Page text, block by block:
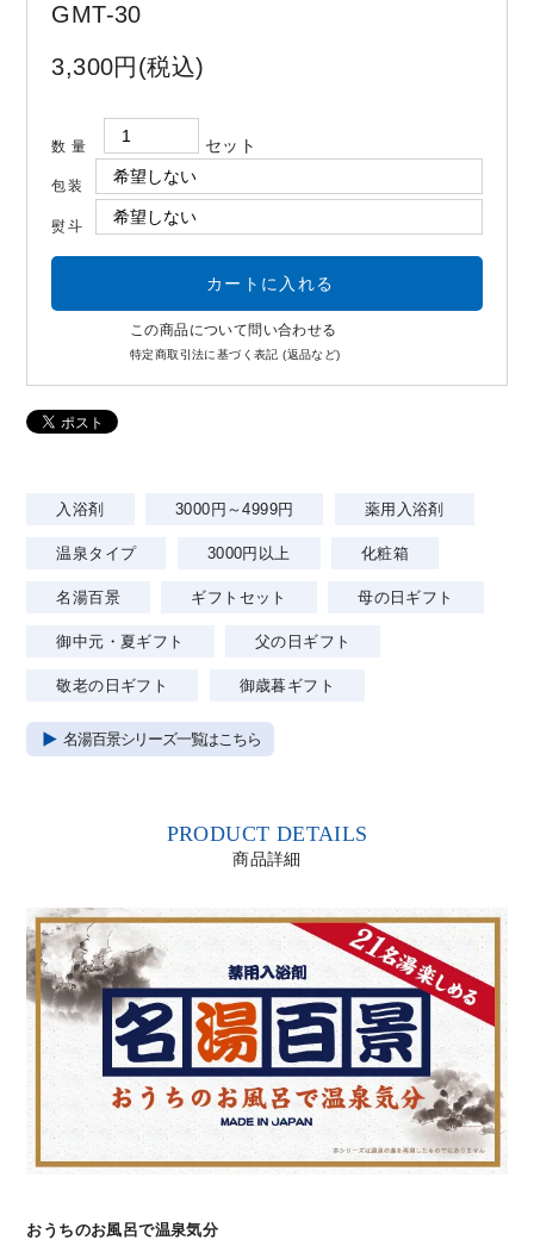
GMT-30
3,300円(税込)
数量 セット
包装
熨斗
この商品について問い合わせる
特定商取引法に基づく表記 (返品など)
入浴剤 3000円～4999円 薬用入浴剤
温泉タイプ 3000円以上 化粧箱
名湯百景 ギフトセット 母の日ギフト
御中元・夏ギフト 父の日ギフト
敬老の日ギフト 御歳暮ギフト
名湯百景シリーズ一覧はこちら
PRODUCT DETAILS
商品詳細
おうちのお風呂で温泉気分